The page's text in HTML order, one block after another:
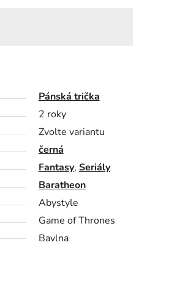
Pánská trička
2 roky
Zvolte variantu
černá
Fantasy, Seriály
Baratheon
Abystyle
Game of Thrones
Bavlna